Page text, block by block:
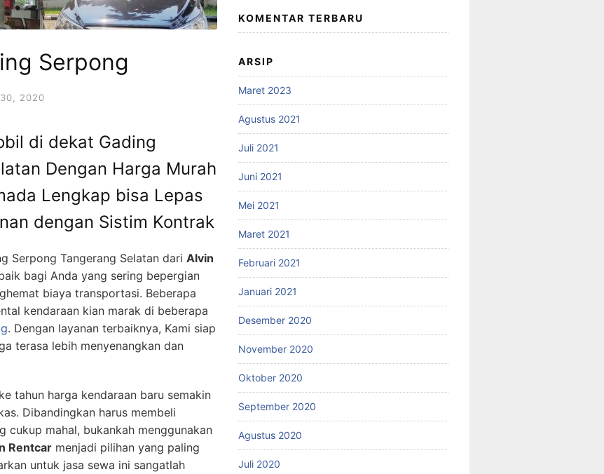
Serpong
30, 2020
di dekat Gading
Dengan Harga Murah
Lengkap bisa Lepas
dengan Sistim Kontrak
Serpong Tangerang Selatan dari Alvin
bagi Anda yang sering bepergian
biaya transportasi. Beberapa
kendaraan kian marak di beberapa
. Dengan layanan terbaiknya, Kami siap
terasa lebih menyenangkan dan
tahun harga kendaraan baru semakin
Dibandingkan harus membeli
cukup mahal, bukankah menggunakan
Rentcar menjadi pilihan yang paling
untuk jasa sewa ini sangatlah
KOMENTAR TERBARU
ARSIP
Maret 2023
Agustus 2021
Juli 2021
Juni 2021
Mei 2021
Maret 2021
Februari 2021
Januari 2021
Desember 2020
November 2020
Oktober 2020
September 2020
Agustus 2020
Juli 2020